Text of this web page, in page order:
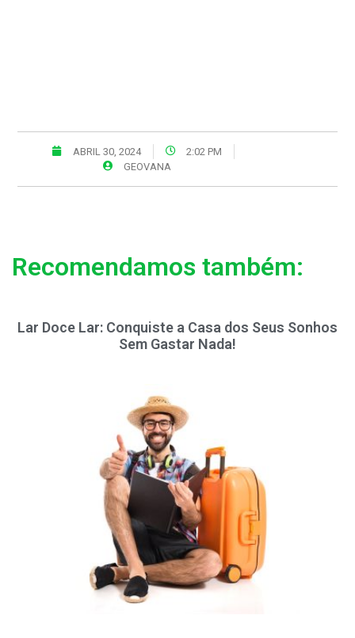
ABRIL 30, 2024
2:02 PM
GEOVANA
Recomendamos também:
Lar Doce Lar: Conquiste a Casa dos Seus Sonhos
Sem Gastar Nada!